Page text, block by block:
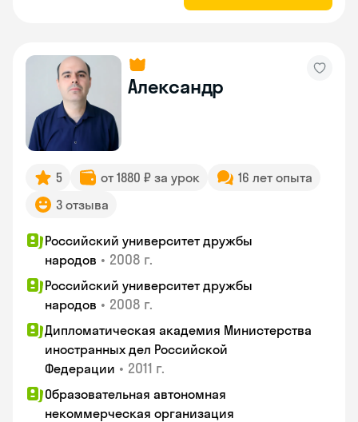
Александр
5 от 1880 ₽ за урок
16 лет опыта
3 отзыва
Российский университет дружбы
народов • 2008 г.
Российский университет дружбы
народов • 2008 г.
Дипломатическая академия Министерства
иностранных дел Российской
Федерации • 2011 г.
Образовательная автономная
некоммерческая организация